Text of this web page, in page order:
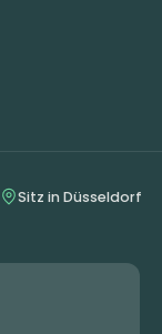
Sitz in Düsseldorf